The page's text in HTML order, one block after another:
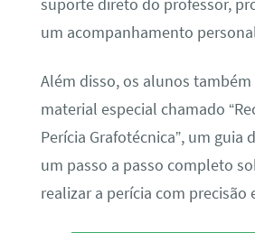
suporte direto do professor,
um acompanhamento
Além disso, os alunos
material especial chamado
Perícia Grafotécnica”, um guia
um passo a passo completo
realizar a perícia com precisão